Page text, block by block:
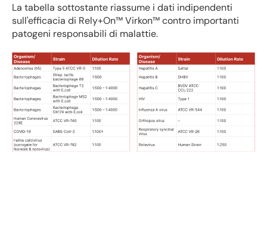
La tabella sottostante riassume i dati indipendenti
sull'efficacia di Rely+On™ Virkon™ contro importanti
patogeni responsabili di malattie.